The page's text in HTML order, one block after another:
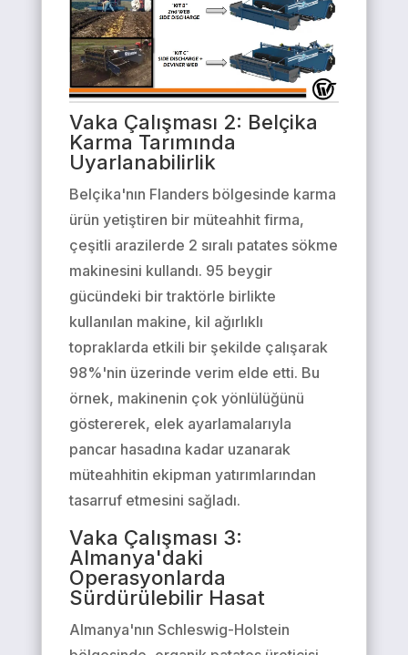
Vaka Çalışması 2: Belçika
Karma Tarımında
Uyarlanabilirlik
Belçika'nın Flanders bölgesinde karma
ürün yetiştiren bir müteahhit firma,
çeşitli arazilerde 2 sıralı patates sökme
makinesini kullandı. 95 beygir
gücündeki bir traktörle birlikte
kullanılan makine, kil ağırlıklı
topraklarda etkili bir şekilde çalışarak
98%'nin üzerinde verim elde etti. Bu
örnek, makinenin çok yönlülüğünü
göstererek, elek ayarlamalarıyla
pancar hasadına kadar uzanarak
müteahhitin ekipman yatırımlarından
tasarruf etmesini sağladı.
Vaka Çalışması 3:
Almanya'daki
Operasyonlarda
Sürdürülebilir Hasat
Almanya'nın Schleswig-Holstein